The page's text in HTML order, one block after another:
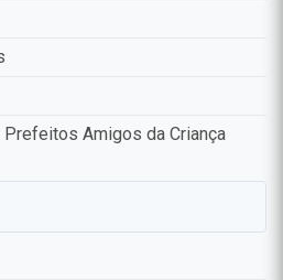
Amigos da Criança